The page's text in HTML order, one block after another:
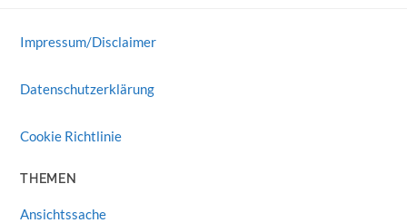
Impressum/Disclaimer
Datenschutzerklärung
Cookie Richtlinie
THEMEN
Ansichtssache